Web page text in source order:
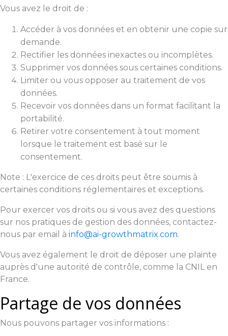
Vous avez le droit de :
Accéder à vos données et en obtenir une copie sur
demande.
Rectifier les données inexactes ou incomplètes.
Supprimer vos données sous certaines conditions.
Limiter ou vous opposer au traitement de vos
données.
Recevoir vos données dans un format facilitant la
portabilité.
Retirer votre consentement à tout moment
lorsque le traitement est basé sur le
consentement.
Note : L'exercice de ces droits peut être soumis à
certaines conditions réglementaires et exceptions.
Pour exercer vos droits ou si vous avez des questions
sur nos pratiques de gestion des données, contactez-
nous par email à info@ai-growthmatrix.com.
Vous avez également le droit de déposer une plainte
auprès d'une autorité de contrôle, comme la CNIL en
France.
Partage de vos données
Nous pouvons partager vos informations :